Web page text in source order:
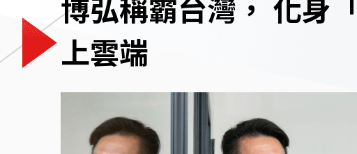
常用關鍵字
幫助中心
認識遠傳企業服務
上雲端